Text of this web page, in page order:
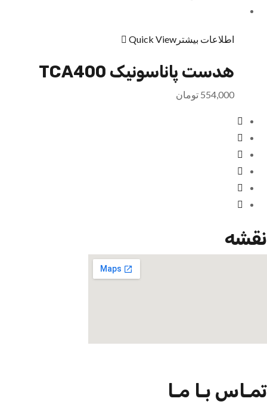
اطلاعات بیشتر Quick View
هدست پاناسونیک TCA400
554,000 تومان
نقشه
تمـاس بـا مـا